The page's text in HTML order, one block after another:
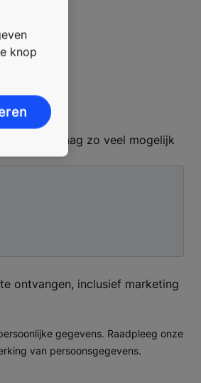
uw aanvraag zo veel mogelijk
ontvangen, inclusief marketing
gegevens. Raadpleeg onze
van persoonsgegevens.
knop